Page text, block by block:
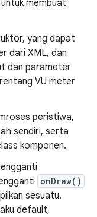
membuat
yang dapat
dari XML, dan
dan parameter
VU meter
peristiwa,
sendiri, serta
komponen.
onDraw()
sesuatu.
default,